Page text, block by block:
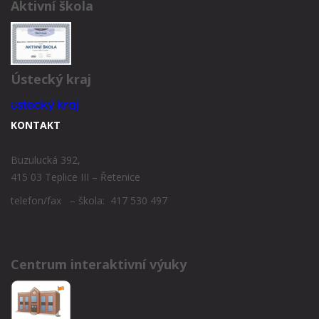
Aktivní škola
Ústecký kraj
KONTAKT
Buzulucká 392,
415 03 Teplice III – Řetenice
telefon/fax – škola: 417 530 497
Centrum interaktivní výuky